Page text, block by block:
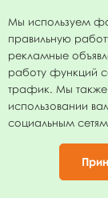
УЗНАВАЙТЕ
Мы используем
правильную
рекламные
работу функций
трафик. Мы
использовании
социальным